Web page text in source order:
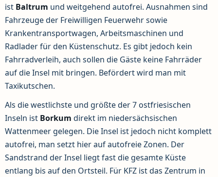
ist Baltrum und weitgehend autofrei. Ausnahmen sind
Fahrzeuge der Freiwilligen Feuerwehr sowie
Krankentransportwagen, Arbeitsmaschinen und
Radlader für den Küstenschutz. Es gibt jedoch kein
Fahrradverleih, auch sollen die Gäste keine Fahrräder
auf die Insel mit bringen. Befördert wird man mit
Taxikutschen.
Als die westlichste und größte der 7 ostfriesischen
Inseln ist Borkum direkt im niedersächsischen
Wattenmeer gelegen. Die Insel ist jedoch nicht komplett
autofrei, man setzt hier auf autofreie Zonen. Der
Sandstrand der Insel liegt fast die gesamte Küste
entlang bis auf den Ortsteil. Für KFZ ist das Zentrum in